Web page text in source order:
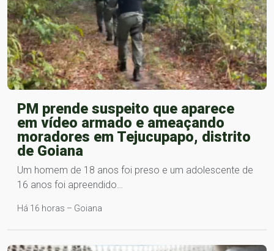
PM prende suspeito que aparece
em vídeo armado e ameaçando
moradores em Tejucupapo, distrito
de Goiana
Um homem de 18 anos foi preso e um adolescente de
16 anos foi apreendido…
Há 16 horas – Goiana